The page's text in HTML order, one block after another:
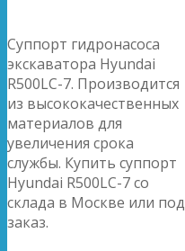
Суппорт гидронасоса
экскаватора Hyundai
R500LC-7. Производится
из высококачественных
материалов для
увеличения срока
службы. Купить суппорт
Hyundai R500LC-7 со
склада в Москве или под
заказ.